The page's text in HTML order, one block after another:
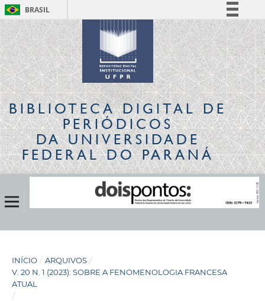
BRASIL
Simplifique!
Comunica BR
Participe
Acesso à informação
Legislação
Canais
BIBLIOTECA DIGITALDE
PERIÓDICOS
DA UNIVERSIDADE
FEDERAL DO PARANÁ
INÍCIO / ARQUIVOS /
V. 20 N. 1 (2023): SOBRE A FENOMENOLOGIA FRANCESA
ATUAL
/